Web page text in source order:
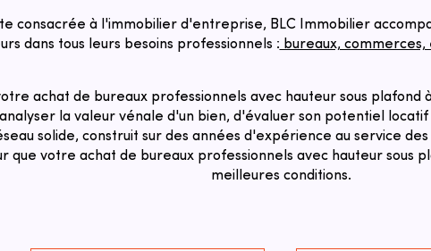
consacrée à l'immobilier d'entreprise, BLC Immobilier
dans tous leurs besoins professionnels : bureaux,
achat de bureaux professionnels avec hauteur sous plafond
la valeur vénale d'un bien, d'évaluer son potentiel locatif
solide, construit sur des années d'expérience au service
que votre achat de bureaux professionnels avec hauteur sous
meilleures conditions.